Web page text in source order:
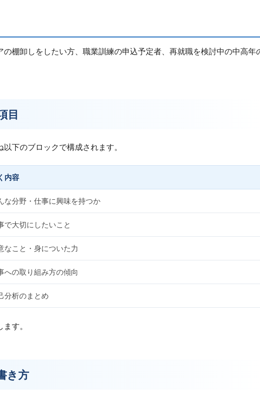
棚卸しをしたい方、職業訓練の申込予定者、再就職を検討中の中高年
目
下のブロックで構成されます。
内容
な分野・仕事に興味を持つか
で大切にしたいこと
なこと・身についた力
への取り組み方の傾向
分析のまとめ
す。
き方